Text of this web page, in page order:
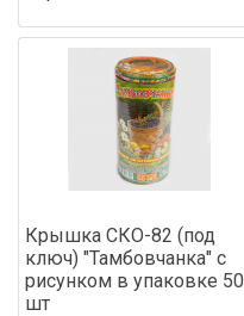
Крышка СКО-82 (под
ключ) "Тамбовчанка" с
рисунком в упаковке 50
шт